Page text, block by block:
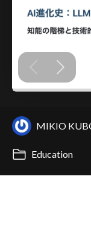
MIKIO
Education